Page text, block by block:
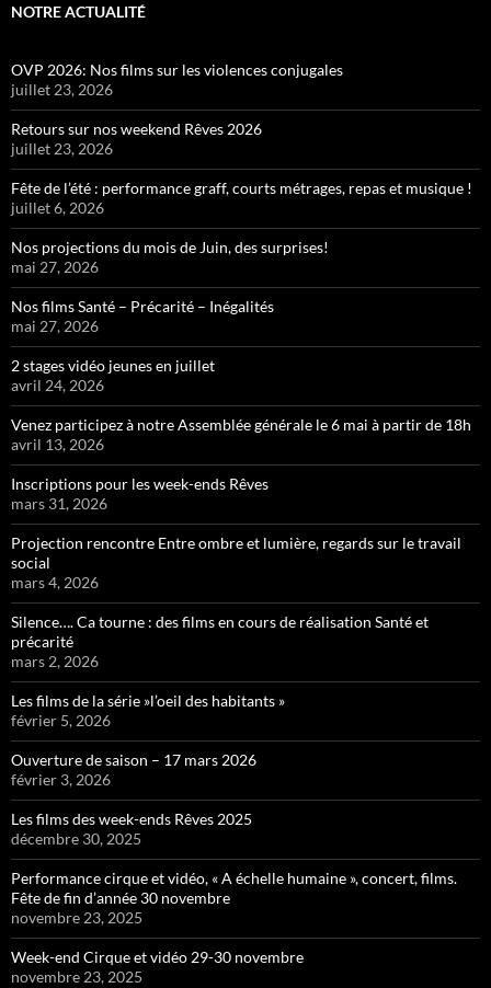
NOTRE ACTUALITÉ
OVP 2026: Nos films sur les violences conjugales
juillet 23, 2026
Retours sur nos weekend Rêves 2026
juillet 23, 2026
Fête de l’été : performance graff, courts métrages, repas et musique !
juillet 6, 2026
Nos projections du mois de Juin, des surprises!
mai 27, 2026
Nos films Santé – Précarité – Inégalités
mai 27, 2026
2 stages vidéo jeunes en juillet
avril 24, 2026
Venez participez à notre Assemblée générale le 6 mai à partir de 18h
avril 13, 2026
Inscriptions pour les week-ends Rêves
mars 31, 2026
Projection rencontre Entre ombre et lumière, regards sur le travail
social
mars 4, 2026
Silence…. Ca tourne : des films en cours de réalisation Santé et
précarité
mars 2, 2026
Les films de la série »l’oeil des habitants »
février 5, 2026
Ouverture de saison – 17 mars 2026
février 3, 2026
Les films des week-ends Rêves 2025
décembre 30, 2025
Performance cirque et vidéo, « A échelle humaine », concert, films.
Fête de fin d’année 30 novembre
novembre 23, 2025
Week-end Cirque et vidéo 29-30 novembre
novembre 23, 2025